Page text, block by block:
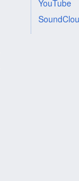
YouTube